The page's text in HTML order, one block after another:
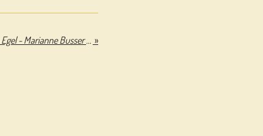
De mooiste verhalen van Muis en Egel - Marianne Busser & Ron Schröder & Alex de Wolf »